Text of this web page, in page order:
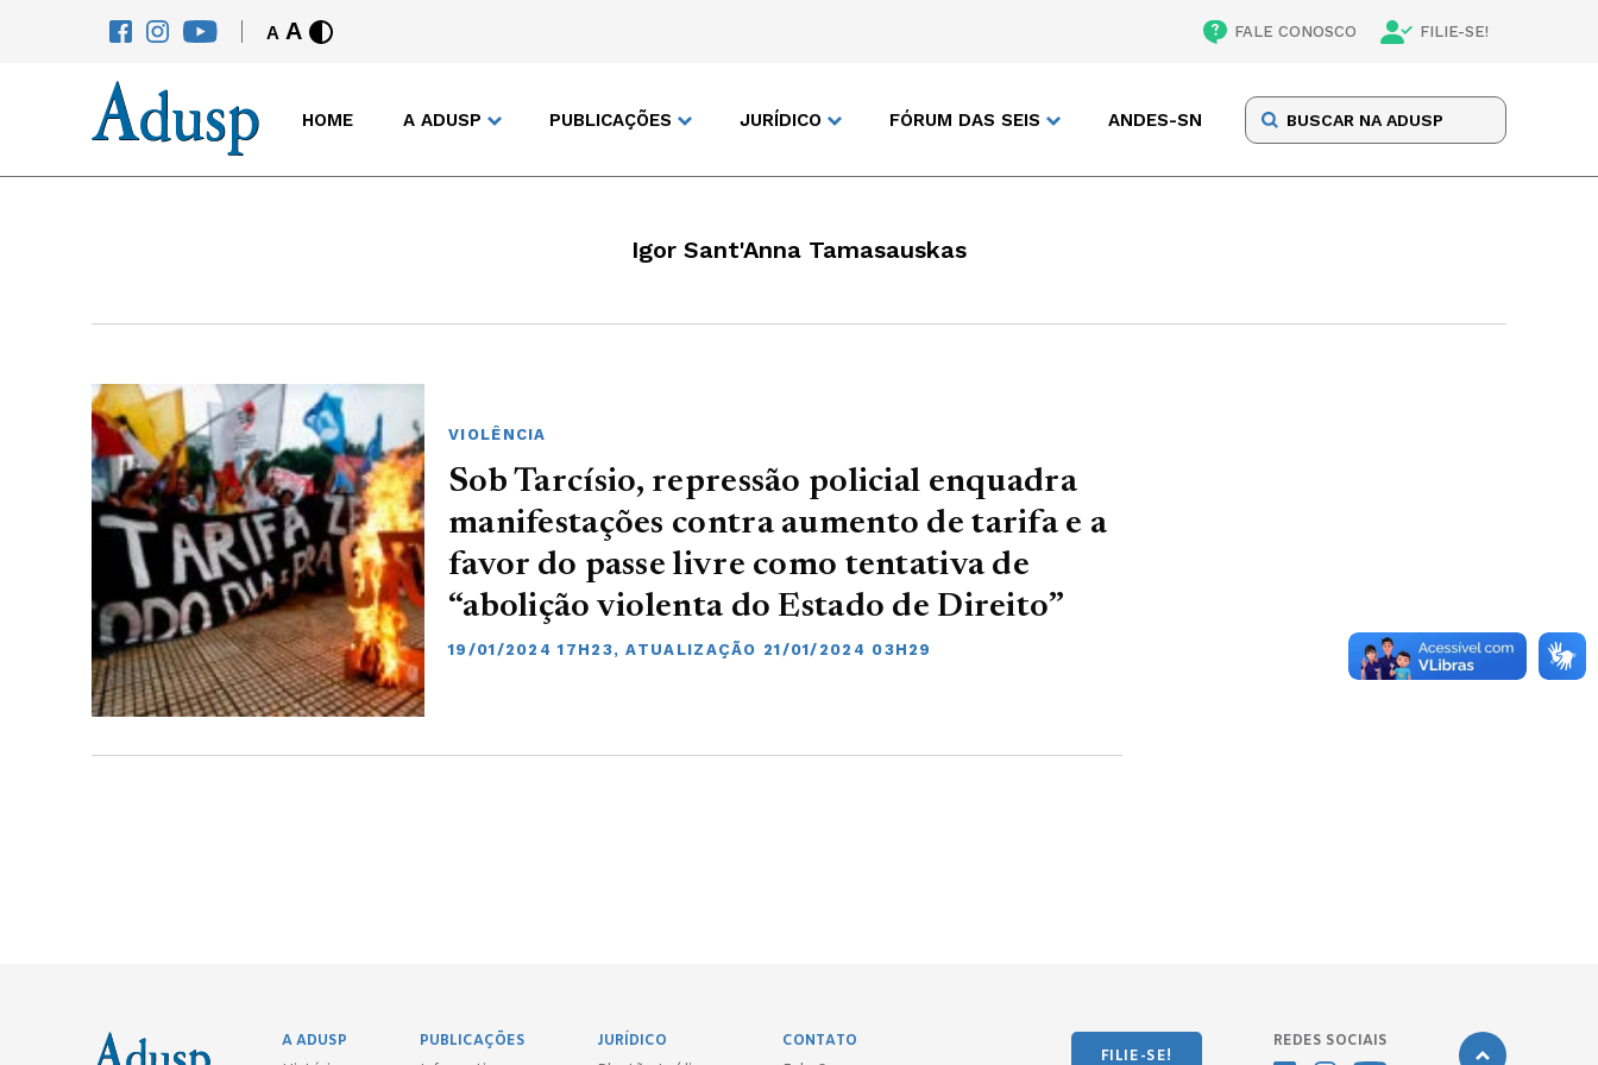
A A FALE CONOSCO FILIE-SE!
HOME A ADUSP PUBLICAÇÕES JURÍDICO FÓRUM DAS SEIS ANDES-SN
Igor Sant'Anna Tamasauskas
VIOLÊNCIA
Sob Tarcísio, repressão policial enquadra
manifestações contra aumento de tarifa e a
favor do passe livre como tentativa de
“abolição violenta do Estado de Direito”
19/01/2024 17H23, ATUALIZAÇÃO 21/01/2024 03H29
A ADUSP
PUBLICAÇÕES
JURÍDICO
CONTATO
FILIE-SE!
REDES SOCIAIS